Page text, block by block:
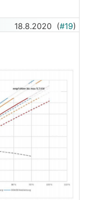
18.8.2020 (#19)